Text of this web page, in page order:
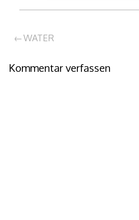
Beitragsnavigation
WATER
Kommentar verfassen